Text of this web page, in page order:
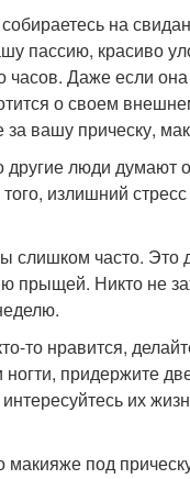
на
пассию, красиво
часов. Даже если
о своем
вашу прическу,
другие люди
излишний
слишком часто. Это
Никто не
то нравится,
придержите
их
под